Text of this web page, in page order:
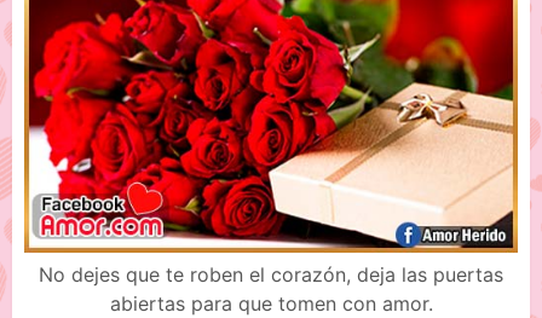
No dejes que te roben el corazón, deja las puertas
abiertas para que tomen con amor.